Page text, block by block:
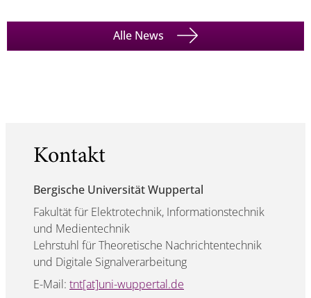
Alle News
Kontakt
Bergische Universität Wuppertal
Fakultät für Elektrotechnik, Informationstechnik
und Medientechnik
Lehrstuhl für Theoretische Nachrichtentechnik
und Digitale Signalverarbeitung
E-Mail: tnt[at]uni-wuppertal.de